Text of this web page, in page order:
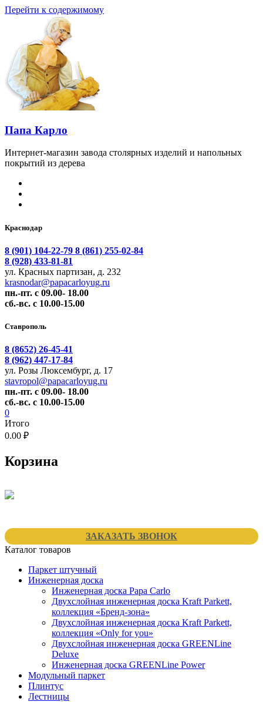
Перейти к содержимому
Папа Карло
Интернет-магазин завода столярных изделий и напольных
покрытий из дерева
Краснодар
8 (901) 104-22-79 8 (861) 255-02-84
8 (928) 433-81-81
ул. Красных партизан, д. 232
krasnodar@papacarloyug.ru
пн.-пт. с 09.00- 18.00
сб.-вс. с 10.00-15.00
Ставрополь
8 (8652) 26-45-41
8 (962) 447-17-84
ул. Розы Люксембург, д. 17
stavropol@papacarloyug.ru
пн.-пт. с 09.00- 18.00
сб.-вс. с 10.00-15.00
0
Итого
0.00 ₽
Корзина
ЗАКАЗАТЬ ЗВОНОК
Каталог товаров
Паркет штучный
Инженерная доска
Инженерная доска Papa Carlo
Двухслойная инженерная доска Kraft Parkett,
коллекция «Бренд-зона»
Двухслойная инженерная доска Kraft Parkett,
коллекция «Only for you»
Двухслойная инженерная доска GREENLine
Deluxe
Инженерная доска GREENLine Power
Модульный паркет
Плинтус
Лестницы